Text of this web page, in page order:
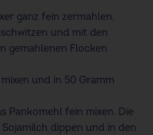
ganz fein zermahlen.
und mit den
gemahlenen Flocken
und in 50 Gramm
Pankomehl fein mixen. Die
dippen und in den